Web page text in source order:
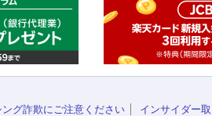
ング詐欺にご注意ください インサイダー